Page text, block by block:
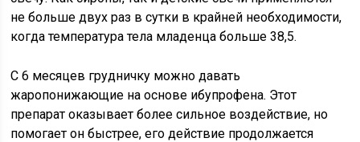
не больше двух раз в сутки в крайней необходимости,
когда температура тела младенца больше 38,5.
С 6 месяцев грудничку можно давать
жаропонижающие на основе ибупрофена. Этот
препарат оказывает более сильное воздействие, но
помогает он быстрее, его действие продолжается